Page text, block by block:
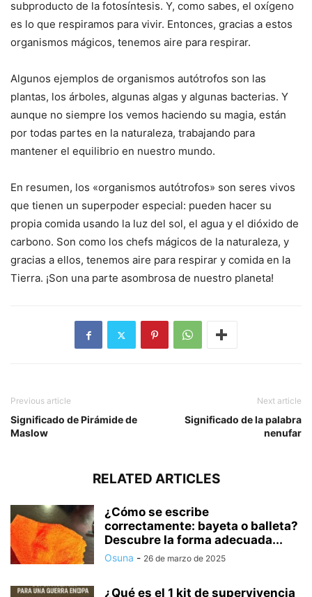
subproducto de la fotosíntesis. Y, como sabes, el oxígeno
es lo que respiramos para vivir. Entonces, gracias a estos
organismos mágicos, tenemos aire para respirar.
Algunos ejemplos de organismos autótrofos son las
plantas, los árboles, algunas algas y algunas bacterias. Y
aunque no siempre los vemos haciendo su magia, están
por todas partes en la naturaleza, trabajando para
mantener el equilibrio en nuestro mundo.
En resumen, los «organismos autótrofos» son seres vivos
que tienen un superpoder especial: pueden hacer su
propia comida usando la luz del sol, el agua y el dióxido de
carbono. Son como los chefs mágicos de la naturaleza, y
gracias a ellos, tenemos aire para respirar y comida en la
Tierra. ¡Son una parte asombrosa de nuestro planeta!
Previous article
Significado de Pirámide de
Maslow
Next article
Significado de la palabra
nenufar
RELATED ARTICLES
¿Cómo se escribe
correctamente: bayeta o balleta?
Descubre la forma adecuada...
Osuna - 26 de marzo de 2025
¿Qué es el 1 kit de supervivencia